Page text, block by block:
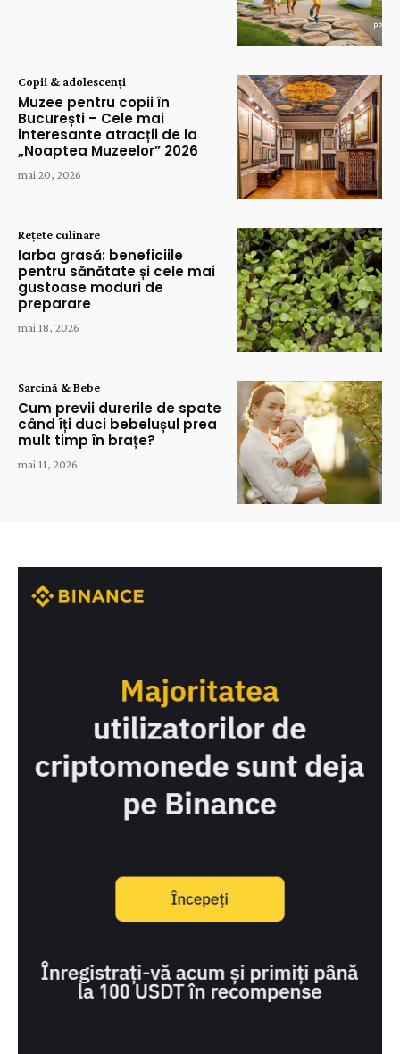
Copii & adolescenți
Muzee pentru copii în
București – Cele mai
interesante atracții de la
„Noaptea Muzeelor” 2026
mai 20, 2026
Rețete culinare
Iarba grasă: beneficiile
pentru sănătate și cele mai
gustoase moduri de
preparare
mai 18, 2026
Sarcină & Bebe
Cum previi durerile de spate
când îți duci bebelușul prea
mult timp în brațe?
mai 11, 2026